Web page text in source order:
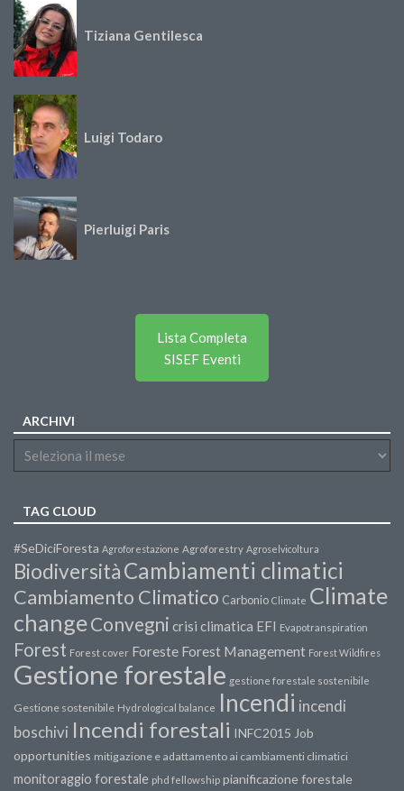
Tiziana Gentilesca
Luigi Todaro
Pierluigi Paris
Lista Completa
SISEF Eventi
ARCHIVI
TAG CLOUD
#SeDiciForesta Agroforestazione Agroforestry Agroselvicoltura
BiodiversitàCambiamenti climatici
Cambiamento Climatico Carbonio Climate Climate
changeConvegni crisi climatica EFI Evapotranspiration
Forest Forest cover Foreste Forest Management Forest Wildfires
Gestione forestale gestione forestale sostenibile
Gestione sostenibile Hydrological balance Incendi incendi
boschivi Incendi forestali INFC2015 Job
opportunities mitigazione e adattamento ai cambiamenti climatici
monitoraggio forestale phd fellowship pianificazione forestale